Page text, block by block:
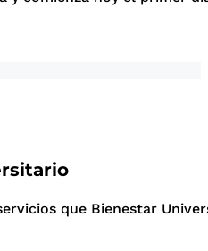
que Bienestar